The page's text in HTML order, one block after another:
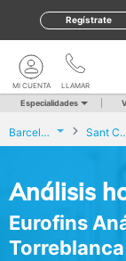
Regístrate
LLAMAR
MI CUENTA
Especialidades
Barcelona Sant
Análisis
Eurofins
Torreblanca